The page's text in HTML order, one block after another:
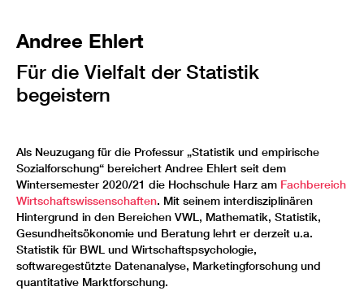
Andree Ehlert
Für die Vielfalt der Statistik
begeistern
Als Neuzugang für die Professur „Statistik und empirische
Sozialforschung“ bereichert Andree Ehlert seit dem
Wintersemester 2020/21 die Hochschule Harz am Fachbereich
Wirtschaftswissenschaften. Mit seinem interdisziplinären
Hintergrund in den Bereichen VWL, Mathematik, Statistik,
Gesundheitsökonomie und Beratung lehrt er derzeit u.a.
Statistik für BWL und Wirtschaftspsychologie,
softwaregestützte Datenanalyse, Marketingforschung und
quantitative Marktforschung.